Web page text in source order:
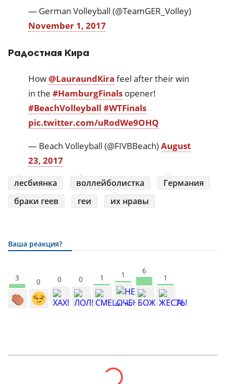
— German Volleyball (@TeamGER_Volley)
November 1, 2017
Радостная Кира
How@LauraundKira feel after their win
in the #HamburgFinals opener!
#BeachVolleyball #WTFinals
pic.twitter.com/uRodWe9OHQ
— Beach Volleyball (@FIVBBeach)August
23, 2017
лесбиянка воллейболистка
Германия
браки геев
геи их нравы
Ваша реакция?
3 0 0 0 1 1 6
1